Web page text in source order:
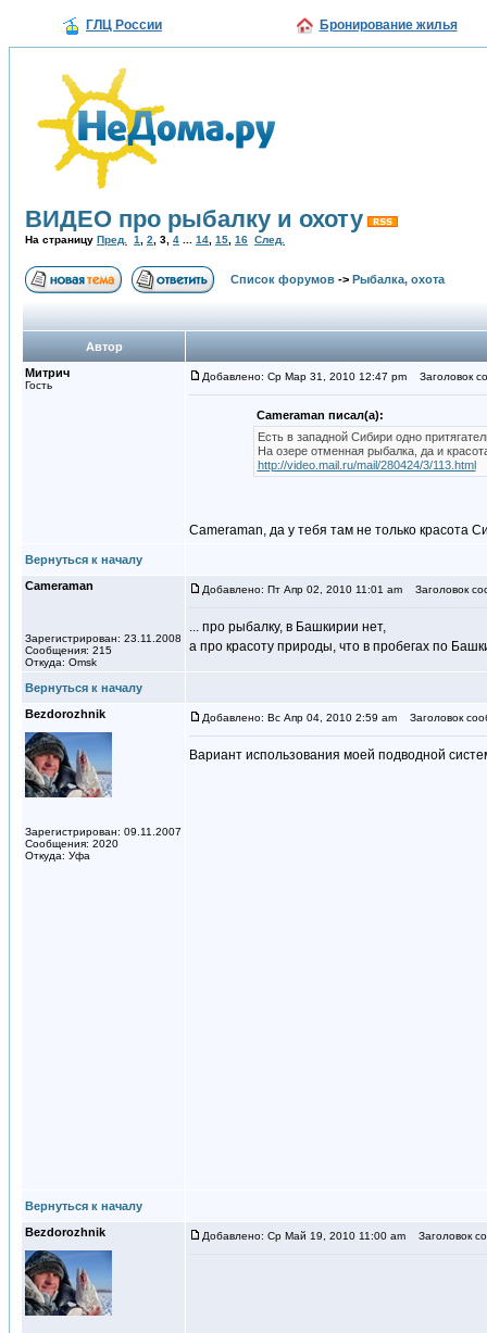
ГЛЦ России Бронирование жилья
ВИДЕО про рыбалку и охоту
На страницу Пред. 1 2 3 4 14 15 16 След.
Список форумов -> Рыбалка, охота
Автор
Митрич
Гость
Добавлено: Ср Мар 31, 2010 12:47 pm Заголовок
Cameraman писал(а):
Есть в западной Сибири одно
На озере отменная рыбалка, да и
http://video.mail.ru/mail/280424/3/113.html
Cameraman, да у тебя там не только красота
Вернуться к началу
Cameraman
Зарегистрирован: 23.11.2008
Сообщения: 215
Откуда: Omsk
Добавлено: Пт Апр 02, 2010 11:01 am Заголовок
... про рыбалку, в Башкирии нет,
а про красоту природы, что в пробегах по
Вернуться к началу
Bezdorozhnik
Зарегистрирован: 09.11.2007
Сообщения: 2020
Откуда: Уфа
Добавлено: Вс Апр 04, 2010 2:59 am Заголовок
Вариант использования моей подводной
Вернуться к началу
Bezdorozhnik
Добавлено: Ср Май 19, 2010 11:00 am Заголовок